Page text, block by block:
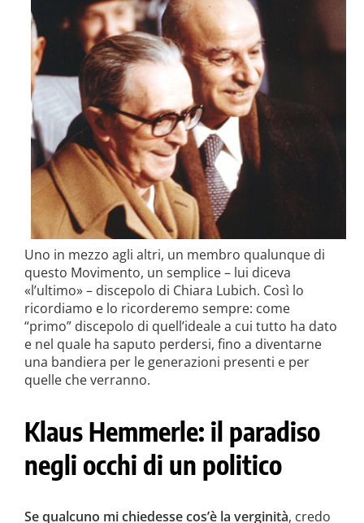
Uno in mezzo agli altri, un mem­bro qualunque di
questo Movimento, un semplice – lui diceva
«l’ultimo» – discepolo di Chiara Lubich. Così lo
ricordiamo e lo ricorderemo sempre: come
“primo” discepolo di quel­l’ideale a cui tutto ha dato
e nel quale ha saputo perdersi, fino a diventarne
una bandiera per le generazioni pre­senti e per
quelle che verranno.
Klaus Hemmerle: il paradiso
negli occhi di un politico
Se qualcuno mi chiedesse cos’è la verginità, credo